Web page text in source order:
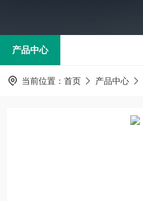
产品中心
当前位置： 首页 产品中心